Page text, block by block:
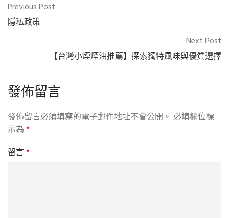
Previous Post
隱私政策
Next Post
【台灣小煙煙油推薦】探索獨特風味與優質選擇
發佈留言
發佈留言必須填寫的電子郵件地址不會公開。 必填欄位標
示為*
留言*